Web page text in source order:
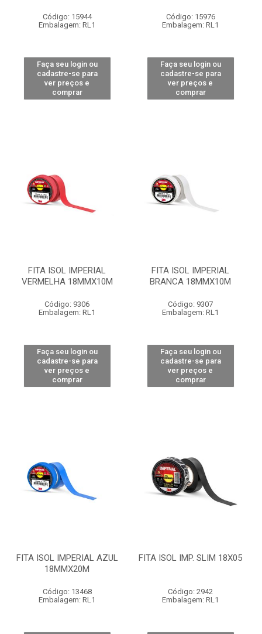
Código: 15944
Embalagem: RL1
Faça seu login ou
cadastre-se para
ver preços e
comprar
Código: 15976
Embalagem: RL1
Faça seu login ou
cadastre-se para
ver preços e
comprar
FITA ISOL IMPERIAL
VERMELHA 18MMX10M
Código: 9306
Embalagem: RL1
Faça seu login ou
cadastre-se para
ver preços e
comprar
FITA ISOL IMPERIAL
BRANCA 18MMX10M
Código: 9307
Embalagem: RL1
Faça seu login ou
cadastre-se para
ver preços e
comprar
FITA ISOL IMPERIAL AZUL
18MMX20M
Código: 13468
Embalagem: RL1
FITA ISOL IMP. SLIM 18X05
Código: 2942
Embalagem: RL1